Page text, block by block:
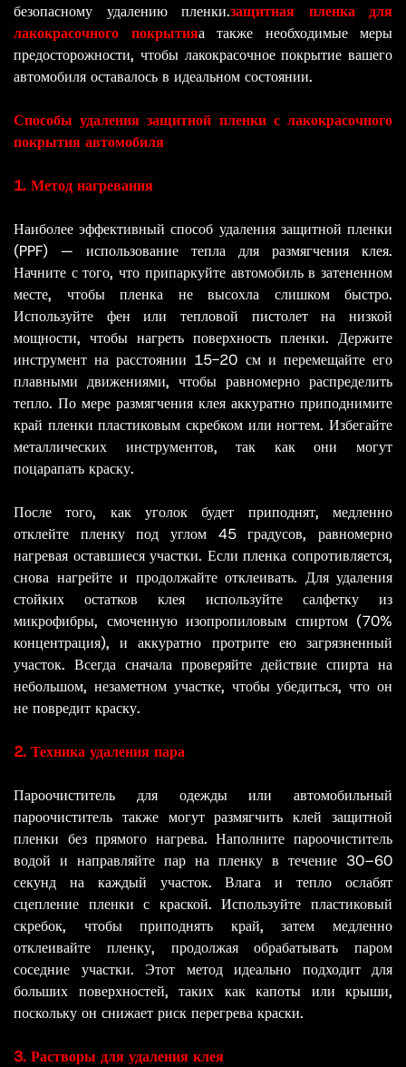
безопасному удалению пленки.защитная пленка для
лакокрасочного покрытияа также необходимые меры
предосторожности, чтобы лакокрасочное покрытие вашего
автомобиля оставалось в идеальном состоянии.
Способы удаления защитной пленки с лакокрасочного
покрытия автомобиля
1. Метод нагревания
Наиболее эффективный способ удаления защитной пленки
(PPF) — использование тепла для размягчения клея.
Начните с того, что припаркуйте автомобиль в затененном
месте, чтобы пленка не высохла слишком быстро.
Используйте фен или тепловой пистолет на низкой
мощности, чтобы нагреть поверхность пленки. Держите
инструмент на расстоянии 15-20 см и перемещайте его
плавными движениями, чтобы равномерно распределить
тепло. По мере размягчения клея аккуратно приподнимите
край пленки пластиковым скребком или ногтем. Избегайте
металлических инструментов, так как они могут
поцарапать краску.
После того, как уголок будет приподнят, медленно
отклейте пленку под углом 45 градусов, равномерно
нагревая оставшиеся участки. Если пленка сопротивляется,
снова нагрейте и продолжайте отклеивать. Для удаления
стойких остатков клея используйте салфетку из
микрофибры, смоченную изопропиловым спиртом (70%
концентрация), и аккуратно протрите ею загрязненный
участок. Всегда сначала проверяйте действие спирта на
небольшом, незаметном участке, чтобы убедиться, что он
не повредит краску.
2. Техника удаления пара
Пароочиститель для одежды или автомобильный
пароочиститель также могут размягчить клей защитной
пленки без прямого нагрева. Наполните пароочиститель
водой и направляйте пар на пленку в течение 30–60
секунд на каждый участок. Влага и тепло ослабят
сцепление пленки с краской. Используйте пластиковый
скребок, чтобы приподнять край, затем медленно
отклеивайте пленку, продолжая обрабатывать паром
соседние участки. Этот метод идеально подходит для
больших поверхностей, таких как капоты или крыши,
поскольку он снижает риск перегрева краски.
3. Растворы для удаления клея